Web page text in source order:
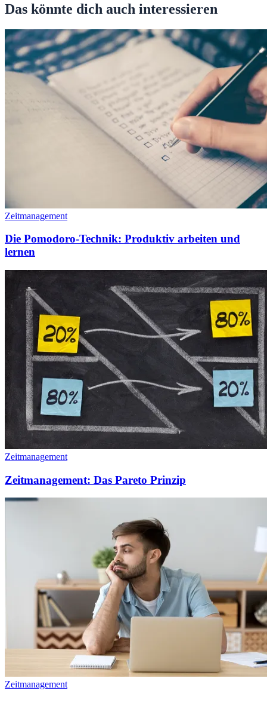
Das könnte dich auch interessieren
Zeitmanagement
Die Pomodoro-Technik: Produktiv arbeiten und
lernen
Zeitmanagement
Zeitmanagement: Das Pareto Prinzip
Zeitmanagement